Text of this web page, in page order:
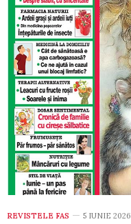
REVISTELE FAS 5 IUNIE 2026